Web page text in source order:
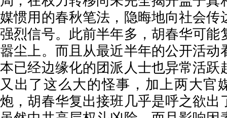
媒惯用的春秋笔法，隐晦地向社会传
强烈信号。此前半年多，胡春华可能
嚣尘上。而且从最近半年的公开活动
本已经边缘化的团派人士也异常活跃
又出了这么大的怪事，加上两大官
炮，胡春华复出接班几乎是呼之欲出